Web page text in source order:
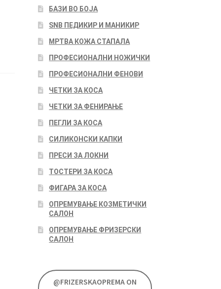
БАЗИ ВО БОЈА
SNB ПЕДИКИР И МАНИКИР
МРТВА КОЖА СТАПАЛА
ПРОФЕСИОНАЛНИ НОЖИЧКИ
ПРОФЕСИОНАЛНИ ФЕНОВИ
ЧЕТКИ ЗА КОСА
ЧЕТКИ ЗА ФЕНИРАЊЕ
ПЕГЛИ ЗА КОСА
СИЛИКОНСКИ КАПКИ
ПРЕСИ ЗА ЛОКНИ
ТОСТЕРИ ЗА КОСА
ФИГАРА ЗА КОСА
ОПРЕМУВАЊЕ КОЗМЕТИЧКИ
САЛОН
ОПРЕМУВАЊЕ ФРИЗЕРСКИ
САЛОН
@FRIZERSKAOPREMA ON